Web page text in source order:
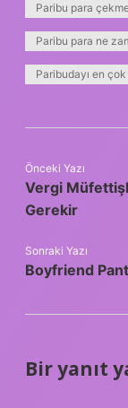
Paribu para
Paribu para ne
Paribudayı en
Önceki Yazı
Vergi
Gerekir
Sonraki Yazı
Boyfriend
Bir yanıt